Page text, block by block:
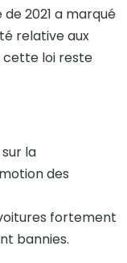
de 2021 a marqué
relative aux
cette loi reste
la
des
fortement
bannies.